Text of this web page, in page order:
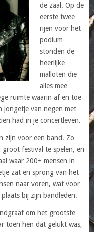
de zaal. Op de
eerste twee
rijen voor het
podium
stonden de
heerlijke
malloten die
alles mee
ruimte waarin af en toe
jongetje van negen met
had in je concertleven.
zijn voor een band. Zo
festival te spelen, en
waar 200+ mensen in
zat en sprong van het
naar voren, wat voor
bij zijn bandleden.
om het grootste
toen hen dat gelukt was,